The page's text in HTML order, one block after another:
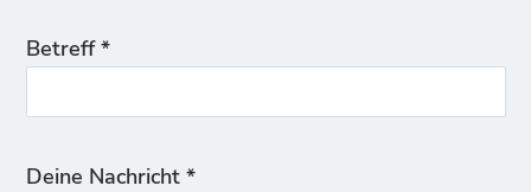
Betreff *
Deine Nachricht *